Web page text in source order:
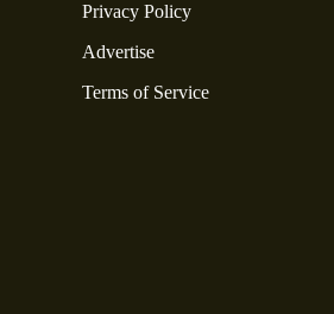
Privacy Policy
Advertise
Terms of Service